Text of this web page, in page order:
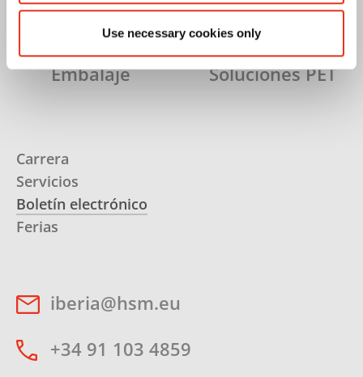
Use necessary cookies only
Embalaje Soluciones PET
Carrera
Servicios
Boletín electrónico
Ferias
iberia@hsm.eu
+34 91 103 4859